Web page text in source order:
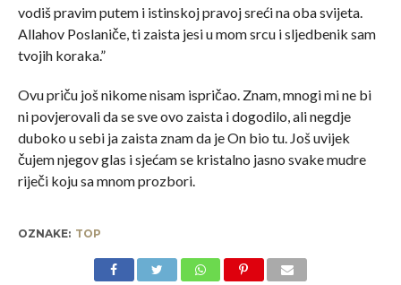
vodiš pravim putem i istinskoj pravoj sreći na oba svijeta.
Allahov Poslaniče, ti zaista jesi u mom srcu i sljedbenik sam
tvojih koraka.”
Ovu priču još nikome nisam ispričao. Znam, mnogi mi ne bi
ni povjerovali da se sve ovo zaista i dogodilo, ali negdje
duboko u sebi ja zaista znam da je On bio tu. Još uvijek
čujem njegov glas i sjećam se kristalno jasno svake mudre
riječi koju sa mnom prozbori.
OZNAKE: TOP